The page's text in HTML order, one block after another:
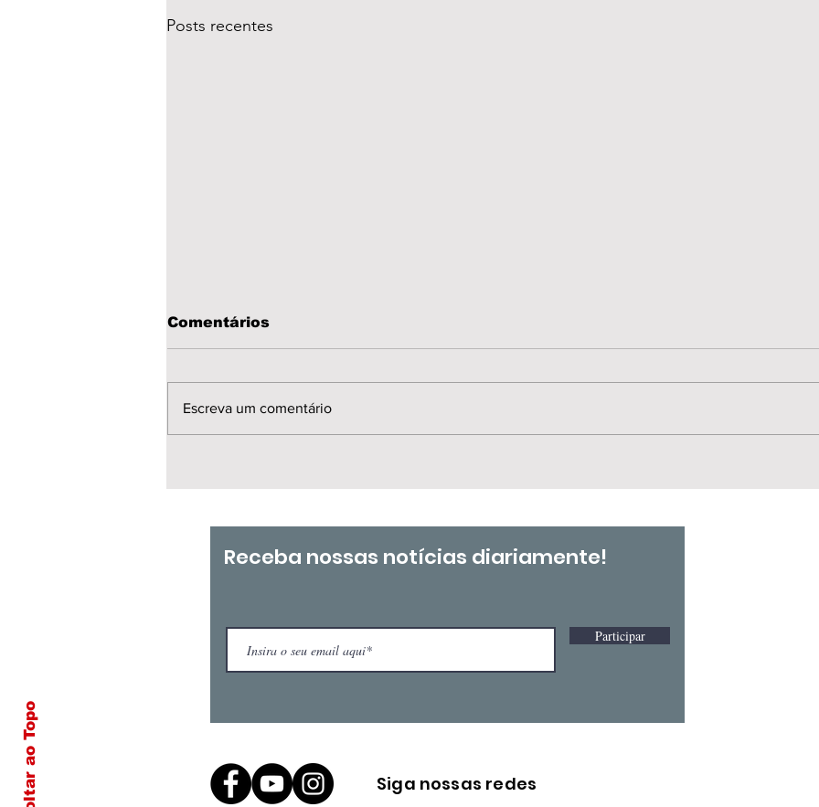
Posts recentes
Nacional de Tereza de
Negra e Dia
Internacional da Mulher
Negra Latino-Americana
Comentários
Escreva um comentário
Voltar ao Topo
Receba nossas notícias diariamente!
Participar
Siga nossas redes